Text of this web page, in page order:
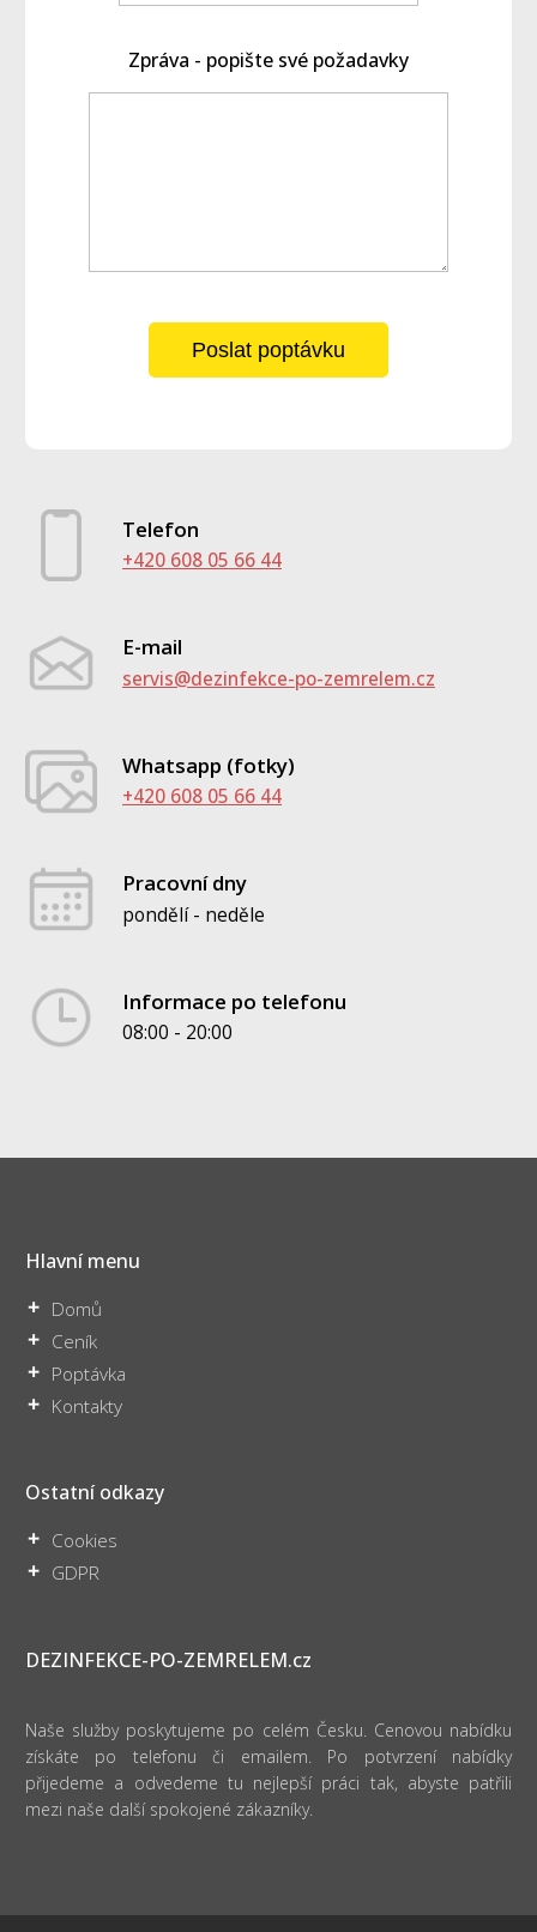
Zpráva - popište své požadavky
Poslat poptávku
Telefon
+420 608 05 66 44
E-mail
servis@dezinfekce-po-zemrelem.cz
Whatsapp (fotky)
+420 608 05 66 44
Pracovní dny
pondělí - neděle
Informace po telefonu
08:00 - 20:00
Hlavní menu
Domů
Ceník
Poptávka
Kontakty
Ostatní odkazy
Cookies
GDPR
DEZINFEKCE-PO-ZEMRELEM.cz
Naše služby poskytujeme po celém Česku. Cenovou nabídku
získáte po telefonu či emailem. Po potvrzení nabídky
přijedeme a odvedeme tu nejlepší práci tak, abyste patřili
mezi naše další spokojené zákazníky.